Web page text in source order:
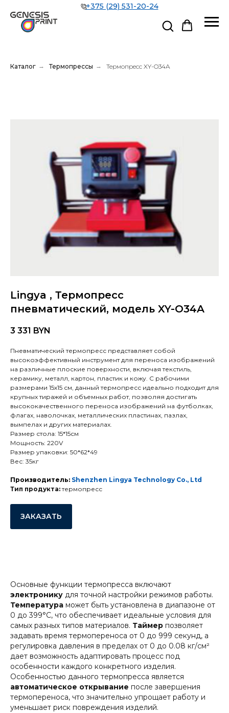
+375 (29) 531-20-24
Каталог → Термопрессы → Термопресс XY-O34A
Lingya , Термопресс
пневматический, модель XY-O34A
3 331 BYN
Пневматический термопресс представляет собой
высокоэффективный инструмент для переноса изображений
на различные плоские поверхности, включая текстиль,
керамику, металл, картон, пластик и кожу. С рабочими
размерами 15х15 см, данный термопресс идеально подходит для
крупных тиражей и объемных работ, позволяя достигать
высококачественного переноса изображений на футболках,
флагах, наволочках, металлических пластинах, пазлах,
вымпелах и других материалах.
Размер стола: 15*15см
Мощность: 220V
Размер упаковки: 50*62*49
Вес: 35кг
Производитель: Shenzhen Lingya Technology Co., Ltd
Тип продукта:термопресс
ЗАКАЗАТЬ
Основные функции термопресса включают
электронику для точной настройки режимов работы.
Температура может быть установлена в диапазоне от
0 до 399°C, что обеспечивает идеальные условия для
самых разных типов материалов. Таймер позволяет
задавать время термопереноса от 0 до 999 секунд, а
регулировка давления в пределах от 0 до 0.08 кг/см²
дает возможность адаптировать процесс под
особенности каждого конкретного изделия.
Особенностью данного термопресса является
автоматическое открывание после завершения
термопереноса, что значительно упрощает работу и
уменьшает риск повреждения изделий.